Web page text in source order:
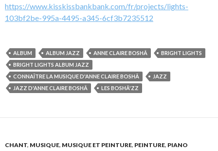
https://www.kisskissbankbank.com/fr/projects/lights-
103bf2be-995a-4495-a345-6cf3b7235512
ALBUM ALBUM JAZZ ANNE CLAIRE BOSHÂ
BRIGHT LIGHTS
BRIGHT LIGHTS ALBUM JAZZ
CONNAÎTRE LA MUSIQUE D'ANNE CLAIRE BOSHÂ
JAZZ
JAZZ D'ANNE CLAIRE BOSHÂ
LES BOSHÂ'ZZ
CHANT, MUSIQUE, MUSIQUE ET PEINTURE, PEINTURE, PIANO